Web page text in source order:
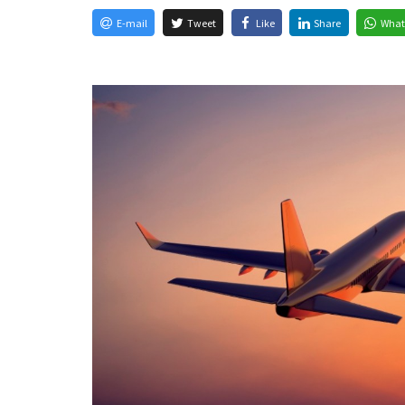
E-mail Tweet Like Share